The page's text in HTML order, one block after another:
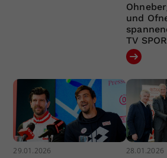
und
TV
29.01.2026 28.01.2026